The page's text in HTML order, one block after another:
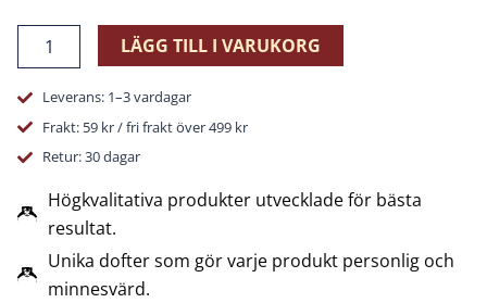
URSPRUNGLIGA
PRISET
VAR:
439 KR.
NUVARANDE
PRISET
ÄR:
339 KR.
mängd
LÄGG TILL I VARUKORG
Högkvalitativa produkter utvecklade för bästa
resultat.
Unika dofter som gör varje produkt personlig och
minnesvärd.
Leverans: 1–3 vardagar
Frakt: 59 kr / fri frakt över 499 kr
Retur: 30 dagar